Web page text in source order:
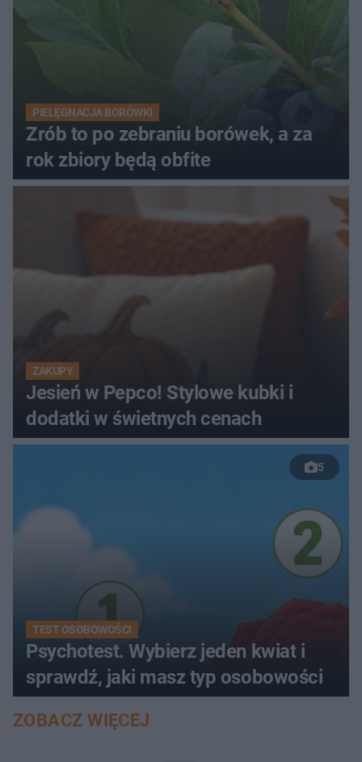
PIELĘGNACJA BORÓWKI
Zrób to po zebraniu borówek, a za
rok zbiory będą obfite
ZAKUPY
Jesień w Pepco! Stylowe kubki i
dodatki w świetnych cenach
5
TEST OSOBOWOŚCI
Psychotest. Wybierz jeden kwiat i
sprawdź, jaki masz typ osobowości
ZOBACZ WIĘCEJ